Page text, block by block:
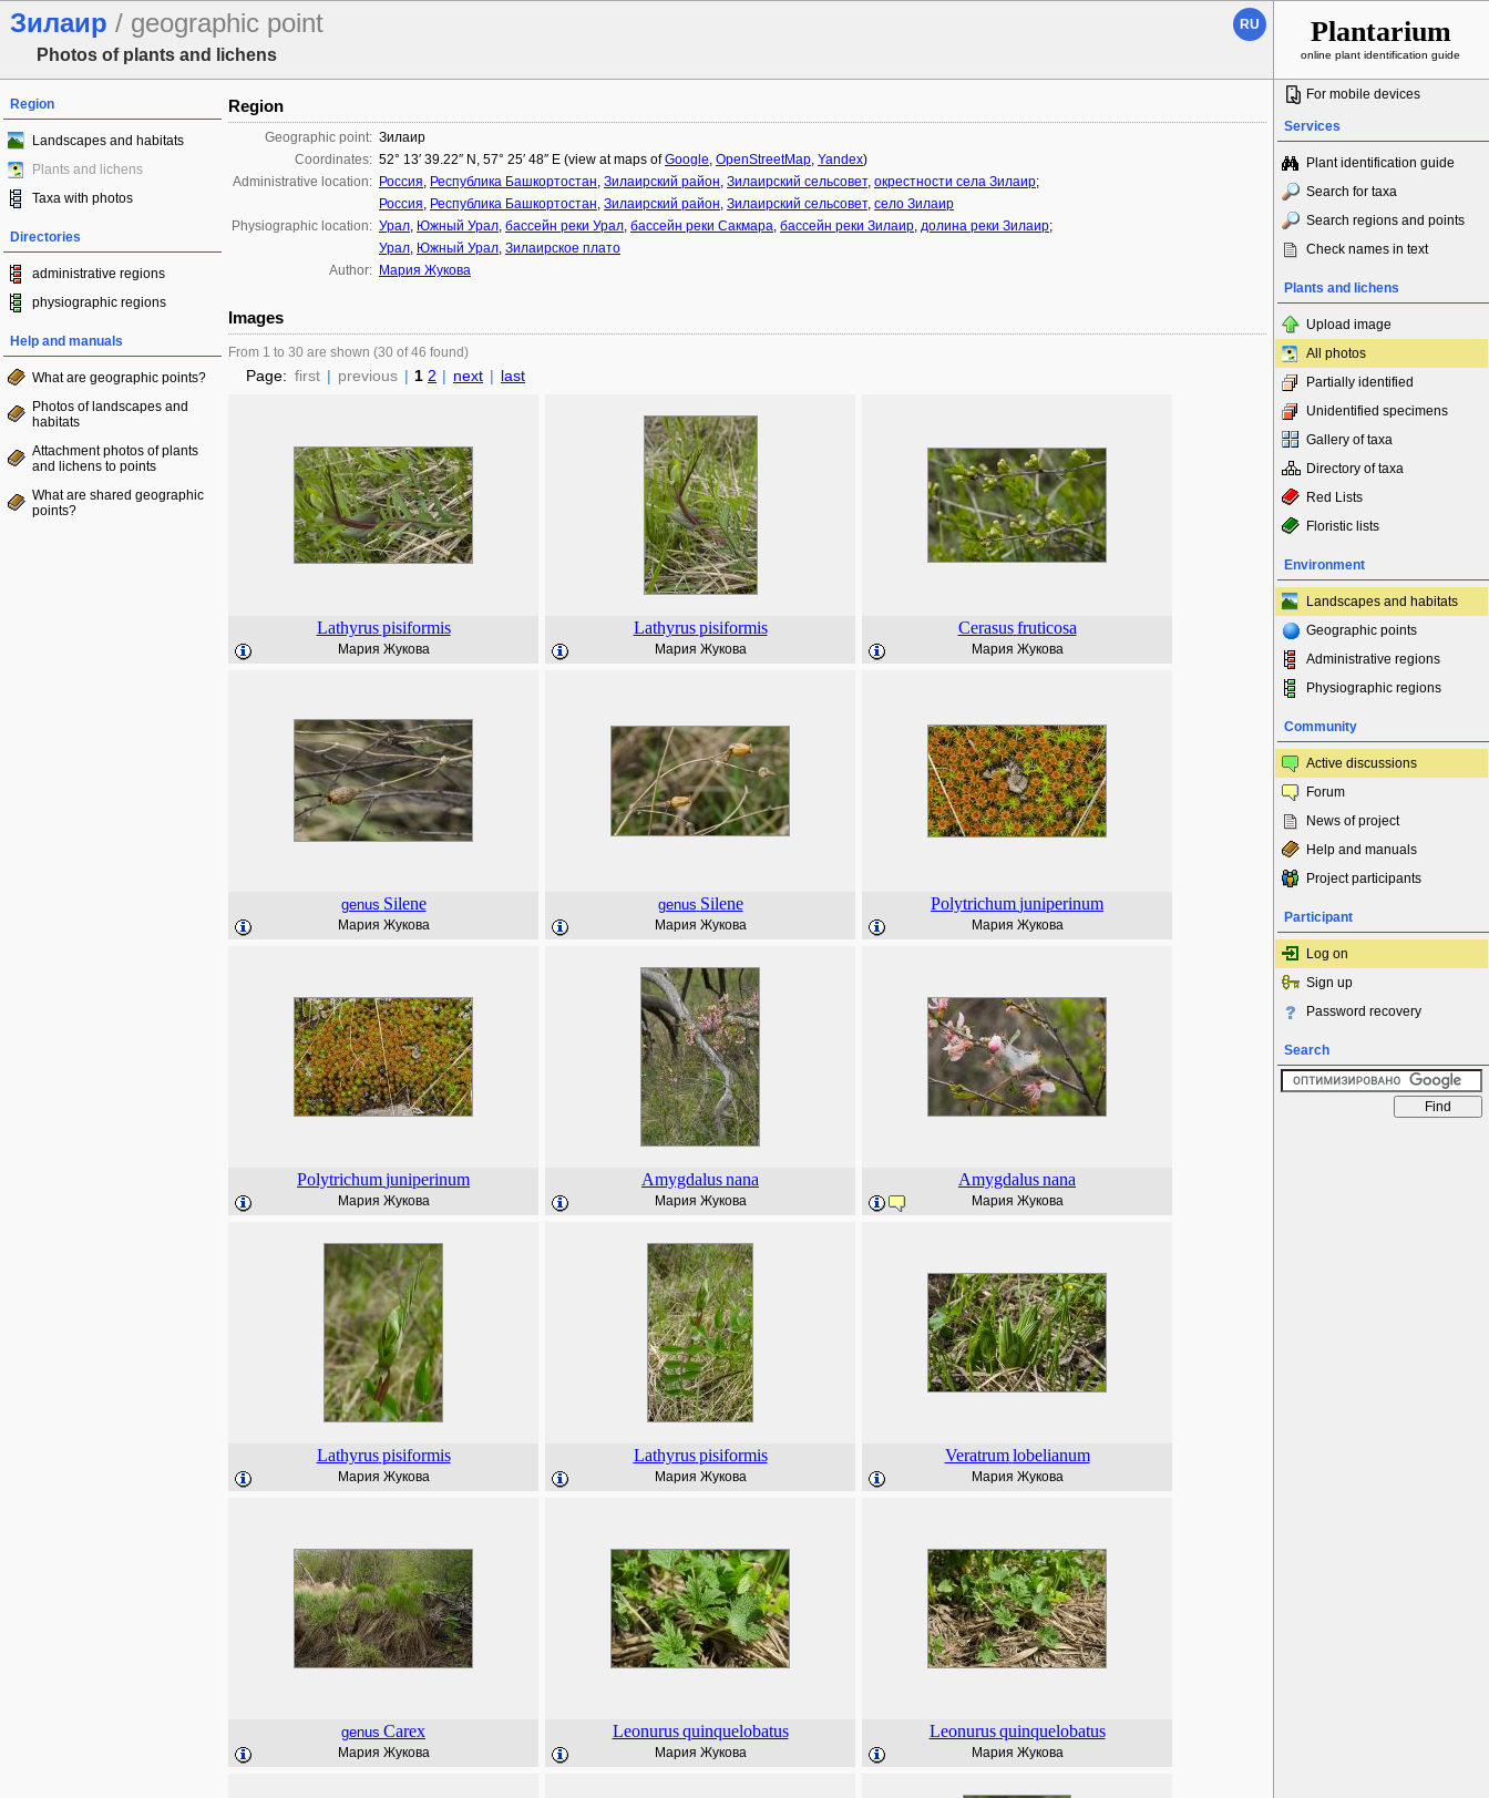
Зилаир / geographic point
Photos of plants and lichens
RU Plantarium
online plant identification guide
Region
Landscapes and habitats
Plants and lichens
Taxa with photos
Directories
administrative regions
physiographic regions
Help and manuals
What are geographic points?
Photos of landscapes and
habitats
Attachment photos of plants
and lichens to points
What are shared geographic
points?
Region
Geographic point: Зилаир
Coordinates: 52° 13′ 39.22″ N, 57° 25′ 48″ E (view at maps ofGoogle, OpenStreetMap, Yandex)
Administrative location: Россия, Республика Башкортостан, Зилаирский район, Зилаирский сельсовет, окрестности села Зилаир;
Россия, Республика Башкортостан, Зилаирский район, Зилаирский сельсовет, село Зилаир
Physiographic location: Урал, Южный Урал, бассейн реки Урал, бассейн реки Сакмара, бассейн реки Зилаир, долина реки Зилаир;
Урал, Южный Урал, Зилаирское плато
Author: Мария Жукова
Images
From 1 to 30 are shown (30 of 46 found)
Page: first | previous | 1 2 | next | last
Lathyrus pisiformis
Мария Жукова
Lathyrus pisiformis
Мария Жукова
Cerasus fruticosa
Мария Жукова
genus Silene
Мария Жукова
genus Silene
Мария Жукова
Polytrichumjuniperinum
Мария Жукова
Polytrichumjuniperinum
Мария Жукова
Amygdalusnana
Мария Жукова
Amygdalusnana
Мария Жукова
Lathyrus pisiformis
Мария Жукова
Lathyrus pisiformis
Мария Жукова
Veratrum lobelianum
Мария Жукова
genus Carex
Мария Жукова
Leonurus quinquelobatus
Мария Жукова
Leonurus quinquelobatus
Мария Жукова
For mobile devices
Services
Plant identification guide
Search for taxa
Search regions and points
Check names in text
Plants and lichens
Upload image
All photos
Partially identified
Unidentified specimens
Gallery of taxa
Directory of taxa
Red Lists
Floristic lists
Environment
Landscapes and habitats
Geographic points
Administrative regions
Physiographic regions
Community
Active discussions
Forum
News of project
Help and manuals
Project participants
Participant
Log on
Sign up
Password recovery
Search